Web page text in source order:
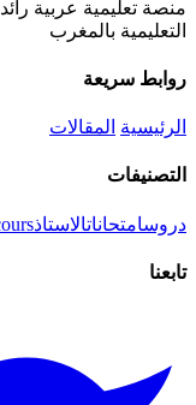
منصة تعليمية عربية
التعليمية بالمغرب
روابط سريعة
الرئيسية المقالات
التصنيفات
دروسامتحاناتالاستاذ
تابعنا